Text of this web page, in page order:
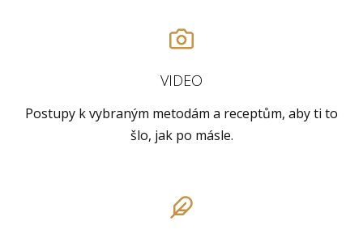
VIDEO
Postupy k vybraným metodám a receptům, aby ti to
šlo, jak po másle.